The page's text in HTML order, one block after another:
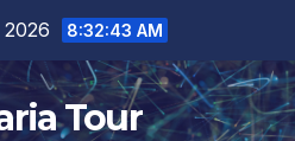
8:32:44 AM
Tour